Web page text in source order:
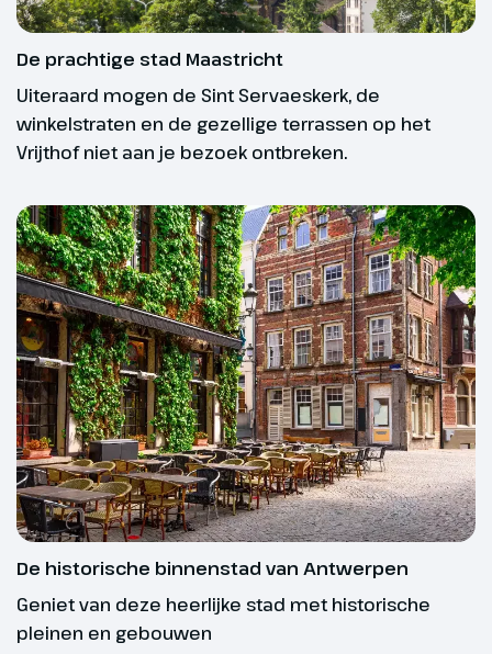
De prachtige stad Maastricht
Uiteraard mogen de Sint Servaeskerk, de
winkelstraten en de gezellige terrassen op het
Vrijthof niet aan je bezoek ontbreken.
De historische binnenstad van Antwerpen
Geniet van deze heerlijke stad met historische
pleinen en gebouwen
Hasselt – Huy
De stad Hasselt stond lange tijd
bekend als dé jeneverstad van
België. In het Jenevermuseum
kom je alles te weten over de
geschiedenis en de invloed van
de jeneverstokerijen. In het
autoluwe centrum kun je ook
lekker shoppen én eten en
drinken. Hasselt heeft niet voor
niets de bijnaam ‘Hoofdstad van
de Smaak’. Tijdens de lunch
zetten we koers naar Huy waar
we vanavond laat aankomen.